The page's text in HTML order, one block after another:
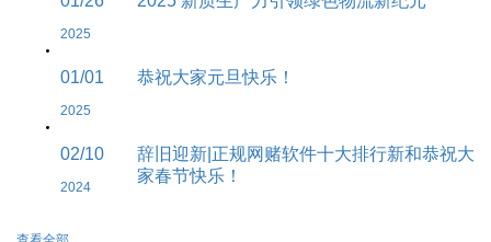
2025
01/01
2025
恭祝大家元旦快乐！
02/10
2024
辞旧迎新|正规网赌软件十大排行新和恭祝大
家春节快乐！